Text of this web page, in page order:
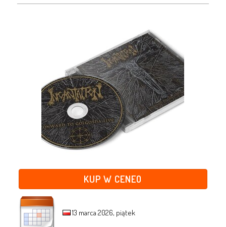
KUP W CENEO
13 marca 2026, piątek